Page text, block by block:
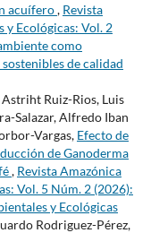
acuífero, Revista
y Ecológicas: Vol. 2
como
de calidad
Ruiz-Rios, Luis
Salazar, Alfredo Iban
Vargas, Efecto de
de Ganoderma
, Revista Amazónica
Vol. 5 Núm. 2 (2026):
y Ecológicas
Rodriguez-Pérez,